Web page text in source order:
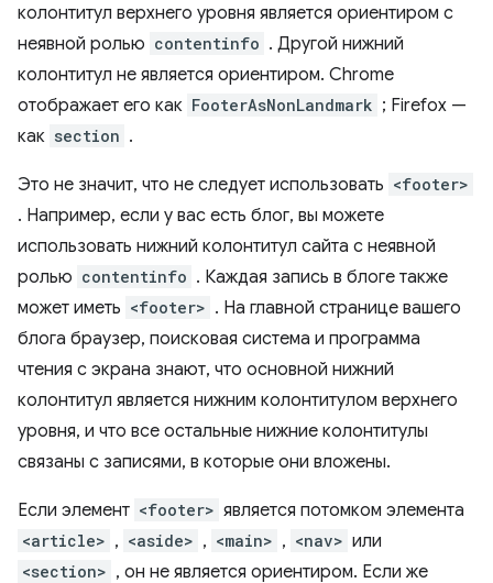
колонтитул верхнего уровня является ориентиром с
неявной ролью contentinfo . Другой нижний
колонтитул не является ориентиром. Chrome
отображает его как FooterAsNonLandmark ; Firefox —
как section .
Это не значит, что не следует использовать <footer>
. Например, если у вас есть блог, вы можете
использовать нижний колонтитул сайта с неявной
ролью contentinfo . Каждая запись в блоге также
может иметь <footer> . На главной странице вашего
блога браузер, поисковая система и программа
чтения с экрана знают, что основной нижний
колонтитул является нижним колонтитулом верхнего
уровня, и что все остальные нижние колонтитулы
связаны с записями, в которые они вложены.
Если элемент <footer> является потомком элемента
<article> , <aside> , <main> , <nav> или
<section> , он не является ориентиром. Если же